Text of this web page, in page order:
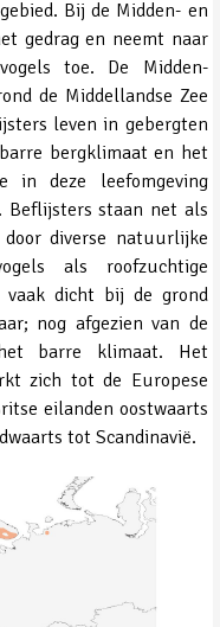
Bij de Midden- en
gedrag en neemt naar
toe. De Midden-
de Middellandse Zee
leven in gebergten
bergklimaat en het
in deze leefomgeving
Beflijsters staan net als
diverse natuurlijke
als roofzuchtige
vaak dicht bij de grond
nog afgezien van de
barre klimaat. Het
zich tot de Europese
eilanden oostwaarts
tot Scandinavië.